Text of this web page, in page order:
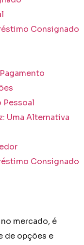
Consignado
Pessoal
Uma Alternativa
Consignado
mercado, é
de opções e